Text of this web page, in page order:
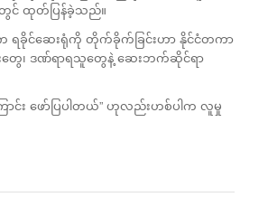
က်တွင် ထုတ်ပြန်ခဲ့သည်။
က ရခိုင်ဆေးရုံကို တိုက်ခိုက်ခြင်းဟာ နိုင်ငံတကာ
းတွေ၊ ဒဏ်ရာရသူတွေနဲ့ ဆေးဘက်ဆိုင်ရာ
င်း ဖော်ပြပါတယ်” ဟုလည်းဟစ်ပါက လူမှု